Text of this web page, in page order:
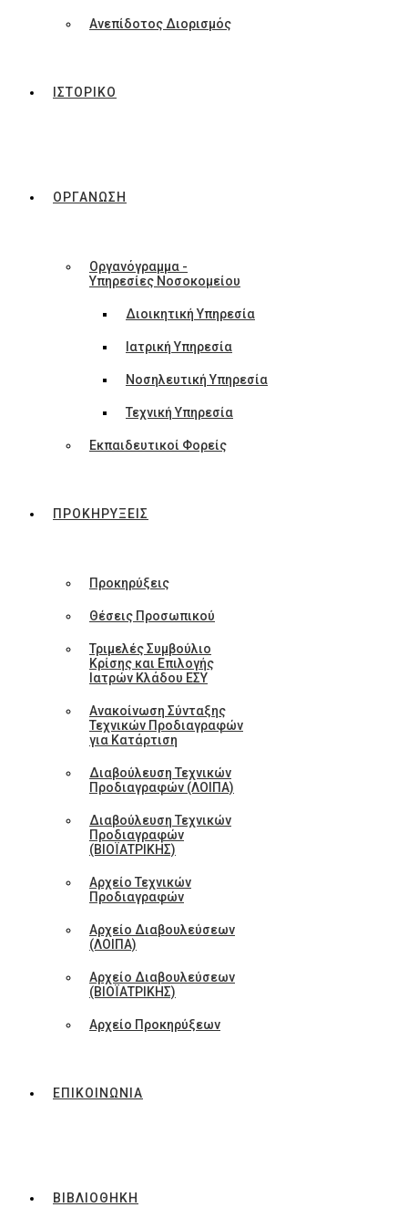
Ανεπίδοτος Διορισμός
ΙΣΤΟΡΙΚΟ
ΟΡΓΑΝΩΣΗ
Οργανόγραμμα -
Υπηρεσίες Νοσοκομείου
Διοικητική Υπηρεσία
Ιατρική Υπηρεσία
Νοσηλευτική Υπηρεσία
Τεχνική Υπηρεσία
Εκπαιδευτικοί Φορείς
ΠΡΟΚΗΡΥΞΕΙΣ
Προκηρύξεις
Θέσεις Προσωπικού
Τριμελές Συμβούλιο
Κρίσης και Επιλογής
Ιατρών Κλάδου ΕΣΥ
Ανακοίνωση Σύνταξης
Τεχνικών Προδιαγραφών
για Κατάρτιση
Διαβούλευση Τεχνικών
Προδιαγραφών (ΛΟΙΠΑ)
Διαβούλευση Τεχνικών
Προδιαγραφών
(ΒΙΟΪΑΤΡΙΚΗΣ)
Αρχείο Τεχνικών
Προδιαγραφών
Αρχείο Διαβουλεύσεων
(ΛΟΙΠΑ)
Αρχείο Διαβουλεύσεων
(ΒΙΟΪΑΤΡΙΚΗΣ)
Αρχείο Προκηρύξεων
ΕΠΙΚΟΙΝΩΝΙΑ
ΒΙΒΛΙΟΘΗΚΗ